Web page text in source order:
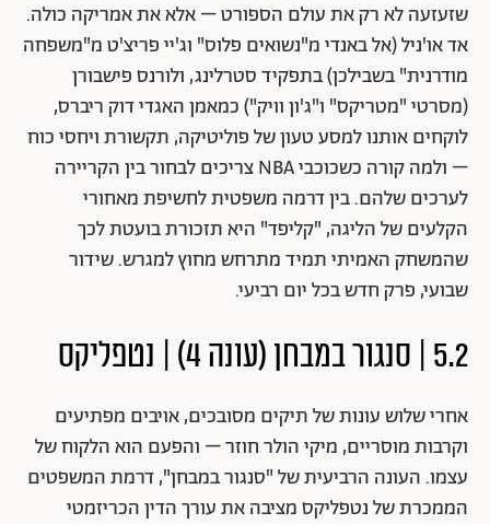
שזעזעה לא רק את עולם הספורט – אלא את אמריקה כולה.
אד או'ניל (אל באנדי מ"נשואים פלוס" וג'יי פריצ'ט מ"משפחה
מודרנית" בשבילכן) בתפקיד סטרלינג, ולורנס פישבורן
(מסרטי "מטריקס" ו"ג'ון וויק") כמאמן האגדי דוק ריברס,
לוקחים אותנו למסע טעון של פוליטיקה, תקשורת ויחסי כוח
– ולמה קורה כשכוכבי NBA צריכים לבחור בין הקריירה
לערכים שלהם. בין דרמה משפטית לחשיפת מאחורי
הקלעים של הליגה, "קליפד" היא תזכורת בועטת לכך
שהמשחק האמיתי תמיד מתרחש מחוץ למגרש. שידור
שבועי, פרק חדש בכל יום רביעי.
5.2 | סנגור במבחן (עונה 4) | נטפליקס
אחרי שלוש עונות של תיקים מסובכים, אויבים מפתיעים
וקרבות מוסריים, מיקי הולר חוזר – והפעם הוא הלקוח של
עצמו. העונה הרביעית של "סנגור במבחן", דרמת המשפטים
הממכרת של נטפליקס מציבה את עורך הדין הכריזמטי